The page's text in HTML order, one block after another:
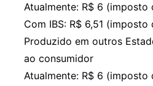
Atualmente: R$ 6 (imposto
Com IBS: R$ 6,51 (imposto
Produzido em outros
ao consumidor
Atualmente: R$ 6 (imposto